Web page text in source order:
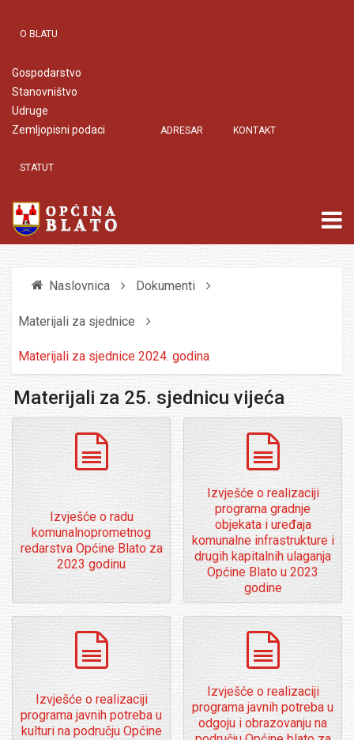
O BLATU
Gospodarstvo
Stanovništvo
Udruge
Zemljopisni podaci
ADRESAR KONTAKT
STATUT
Naslovnica Dokumenti
Materijali za sjednice
Materijali za sjednice 2024. godina
Materijali za 25. sjednicu vijeća
Izvješće o radu
komunalnoprometnog
redarstva Općine Blato za
2023 godinu
Izvješće o realizaciji
programa gradnje
objekata i uređaja
komunalne infrastrukture i
drugih kapitalnih ulaganja
Općine Blato u 2023
godine
Izvješće o realizaciji
programa javnih potreba u
kulturi na području Općine
Izvješće o realizaciji
programa javnih potreba u
odgoju i obrazovanju na